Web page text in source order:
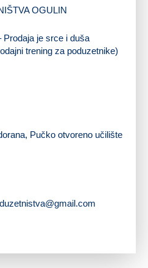
OGULIN
je srce i duša
trening za poduzetnike)
Pučko otvoreno učilište